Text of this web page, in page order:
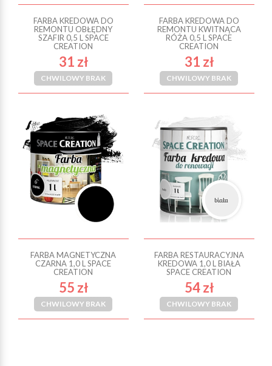
FARBA KREDOWA DO
REMONTU OBŁĘDNY
SZAFIR 0,5 L SPACE
CREATION
31 zł
CHWILOWY BRAK
FARBA KREDOWA DO
REMONTU KWITNĄCA
RÓŻA 0,5 L SPACE
CREATION
31 zł
CHWILOWY BRAK
FARBA MAGNETYCZNA
CZARNA 1,0 L SPACE
CREATION
55 zł
CHWILOWY BRAK
FARBA RESTAURACYJNA
KREDOWA 1,0 L BIAŁA
SPACE CREATION
54 zł
CHWILOWY BRAK